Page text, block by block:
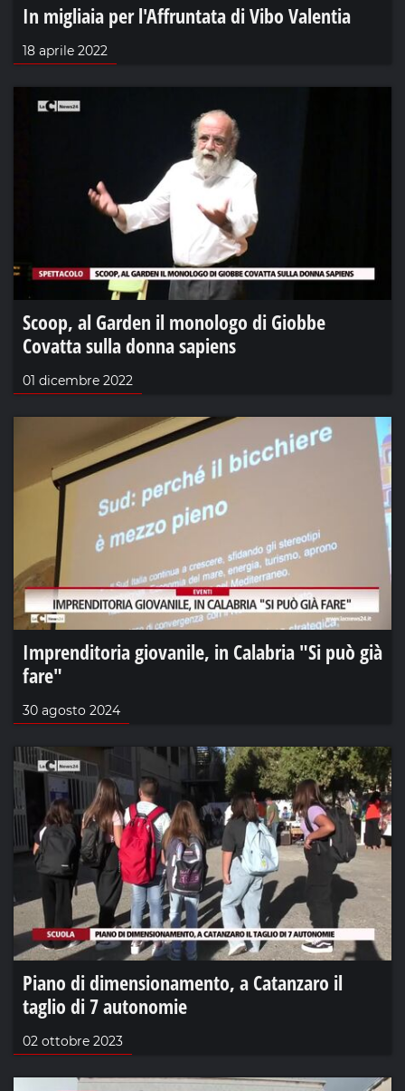
In migliaia per l'Affruntata di Vibo Valentia
18 aprile 2022
Scoop, al Garden il monologo di Giobbe
Covatta sulla donna sapiens
01 dicembre 2022
Imprenditoria giovanile, in Calabria "Si può già
fare"
30 agosto 2024
Piano di dimensionamento, a Catanzaro il
taglio di 7 autonomie
02 ottobre 2023